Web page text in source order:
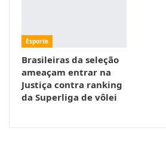
Esporte
Brasileiras da seleção
ameaçam entrar na
Justiça contra ranking
da Superliga de vôlei